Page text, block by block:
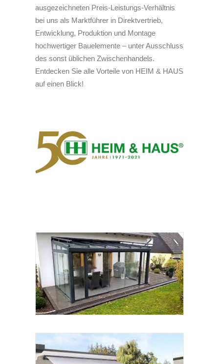
ausgezeichneten Preis-Leistungs-Verhältnis
bei uns als Marktführer in Direktvertrieb,
Entwicklung, Produktion und Montage
hochwertiger Bauelemente – unter Ausschluss
des sonst üblichen Zwischenhandels.
Entdecken Sie alle Vorteile von HEIM & HAUS
auf einen Blick!